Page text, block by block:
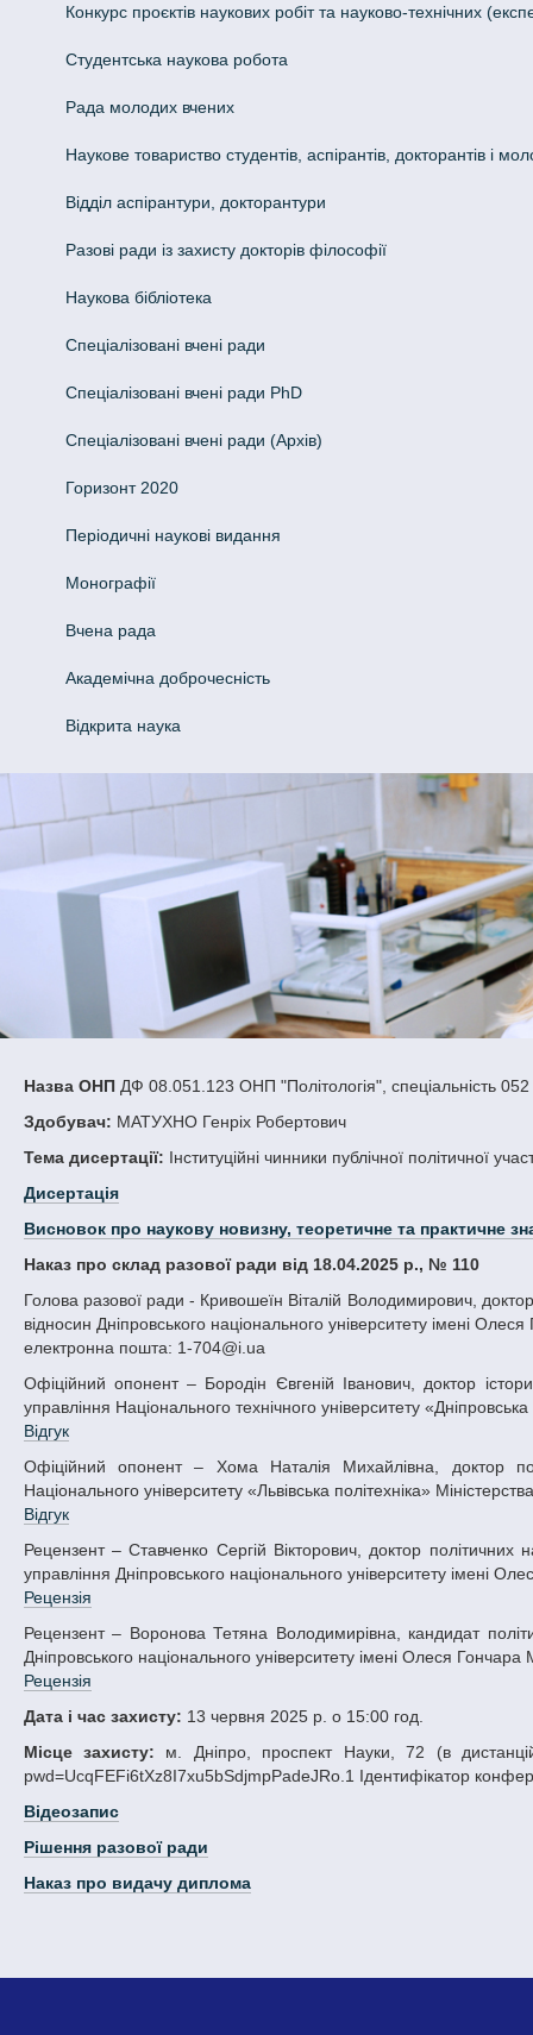
Конкурс проєктів наукових робіт та науково-технічних
Студентська наукова робота
Рада молодих вчених
Наукове товариство студентів, аспірантів, докторантів і
Відділ аспірантури, докторантури
Разові ради із захисту докторів філософії
Наукова бібліотека
Спеціалізовані вчені ради
Спеціалізовані вчені ради PhD
Спеціалізовані вчені ради (Архів)
Горизонт 2020
Періодичні наукові видання
Монографії
Вчена рада
Академічна доброчесність
Відкрита наука
Назва ОНПДФ 08.051.123 ОНП "Політологія", спеціальність 052
Здобувач: МАТУХНО Генріх Робертович
Тема дисертації: Інституційні чинники публічної політичної
Дисертація
Висновок про наукову новизну, теоретичне та практичне
Наказ про склад разової ради від 18.04.2025 р., № 110
Голова разової ради - Кривошеїн Віталій Володимирович, доктор політичних наук, професор, декан факультету суспільних наук і міжнародних
відносин Дніпровського національного університету імені Олеся
електронна пошта: 1-704@i.ua
Офіційний опонент – Бородін Євгеній Іванович, доктор історичних наук, професор, директор Навчально-наукового інституту державного
управління Національного технічного університету «Дніпровська
Відгук
Офіційний опонент – Хома Наталія Михайлівна, доктор політичних наук, професор кафедри політології та міжнародних відносин
Національного університету «Львівська політехніка»
Відгук
Рецензент – Ставченко Сергій Вікторович, доктор політичних наук, професор, в.о. завідувача кафедри політології, соціології та публічного
управління Дніпровського національного університету імені
Рецензія
Рецензент – Воронова Тетяна Володимирівна, кандидат політичних наук, доцент кафедри політології, соціології та публічного управління
Дніпровського національного університету імені Олеся Гончара
Рецензія
Дата і час захисту: 13 червня 2025 р. о 15:00 год.
Місце захисту: м. Дніпро, проспект Науки, 72 (в
pwd=UcqFEFi6tXz8I7xu5bSdjmpPadeJRo.1 Ідентифікатор
Відеозапис
Рішення разової ради
Наказ про видачу диплома